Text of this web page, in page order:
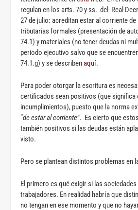
regulan en los arts. 70 y ss. del Real
27 de julio: acreditan estar al corriente
tributarias formales (presentación de
74.1) y materiales (no tener deudas ni
periodo ejecutivo salvo que se
74.1.g) y se describenaquí.
Para poder otorgar la escritura es
certificados sean positivos (que significa
incumplimientos), puesto que la norma
“de estar al corriente”. Es cierto que
también positivos si las deudas están
visto.
Pero se plantean distintos problemas en
El primero es qué exigir si las
trabajadores. En realidad habría que
no tengan en ese momento y que no